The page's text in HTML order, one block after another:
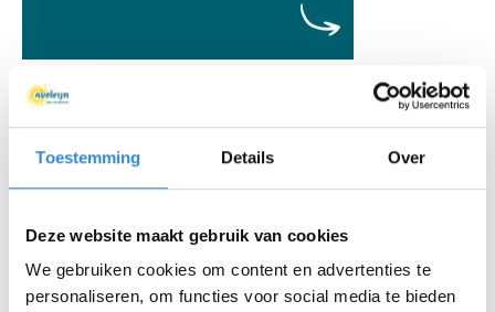
Toestemming Details Over
Deze website maakt gebruik van cookies
We gebruiken cookies om content en advertenties te
personaliseren, om functies voor social media te bieden